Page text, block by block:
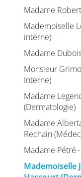
Madame
Mademoiselle
interne)
Madame
Monsieur
Interne)
Madame
(Dermatologie)
Madame
Rechain
Madame Pétré
Mademoiselle